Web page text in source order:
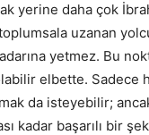
yerine daha çok
uzanan
yetmez. Bu
elbette. Sadece
da isteyebilir;
kadar başarılı bir